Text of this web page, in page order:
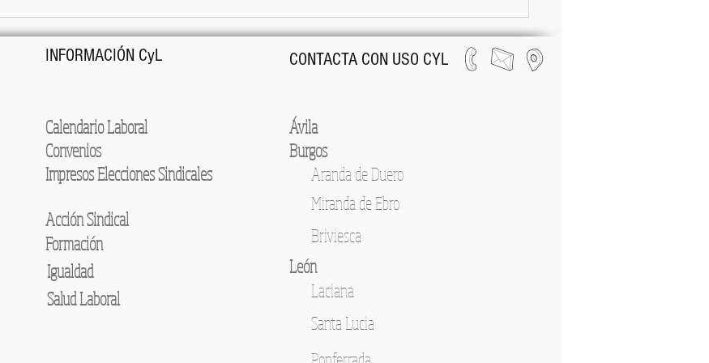
EMPLEADO
INFORMACIÓN CyL
Calendario Laboral
Convenios
Impresos Elecciones Sindicales
Acción Sindical
Formación
Igualdad
Salud Laboral
CONTACTA CON USO CYL
Ávila
Burgos
Aranda de Duero
Miranda de Ebro
Briviesca
León
Laciana
Santa Lucia